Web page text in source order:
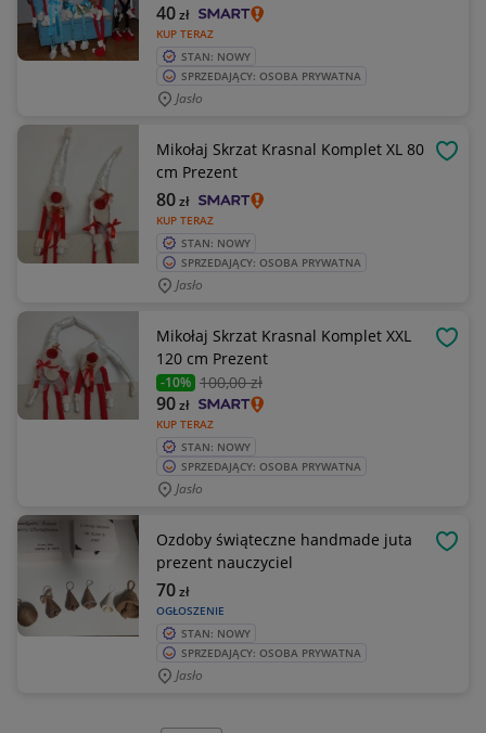
KUP TERAZ
40zł
STAN: NOWY
SPRZEDAJĄCY: OSOBA PRYWATNA
Jasło
Mikołaj Skrzat Krasnal Komplet XL 80
cm Prezent
KUP TERAZ
80zł
STAN: NOWY
SPRZEDAJĄCY: OSOBA PRYWATNA
Jasło
Mikołaj Skrzat Krasnal Komplet XXL
120 cm Prezent
-10% 100,00 zł
KUP TERAZ
90zł
STAN: NOWY
SPRZEDAJĄCY: OSOBA PRYWATNA
Jasło
Ozdoby świąteczne handmade juta
prezent nauczyciel
OGŁOSZENIE
70zł
STAN: NOWY
SPRZEDAJĄCY: OSOBA PRYWATNA
Jasło